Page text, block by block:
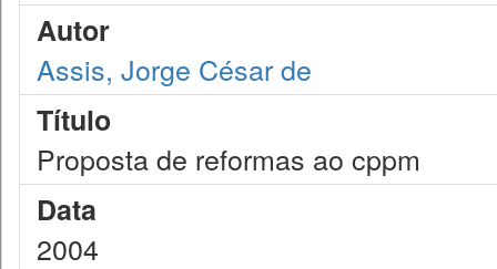
Autor
Assis, Jorge César de
Título
Proposta de reformas ao cppm
Data
2004